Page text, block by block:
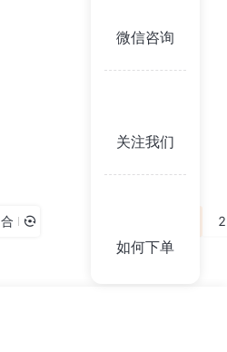
合
微信咨询
关注我们
如何下单